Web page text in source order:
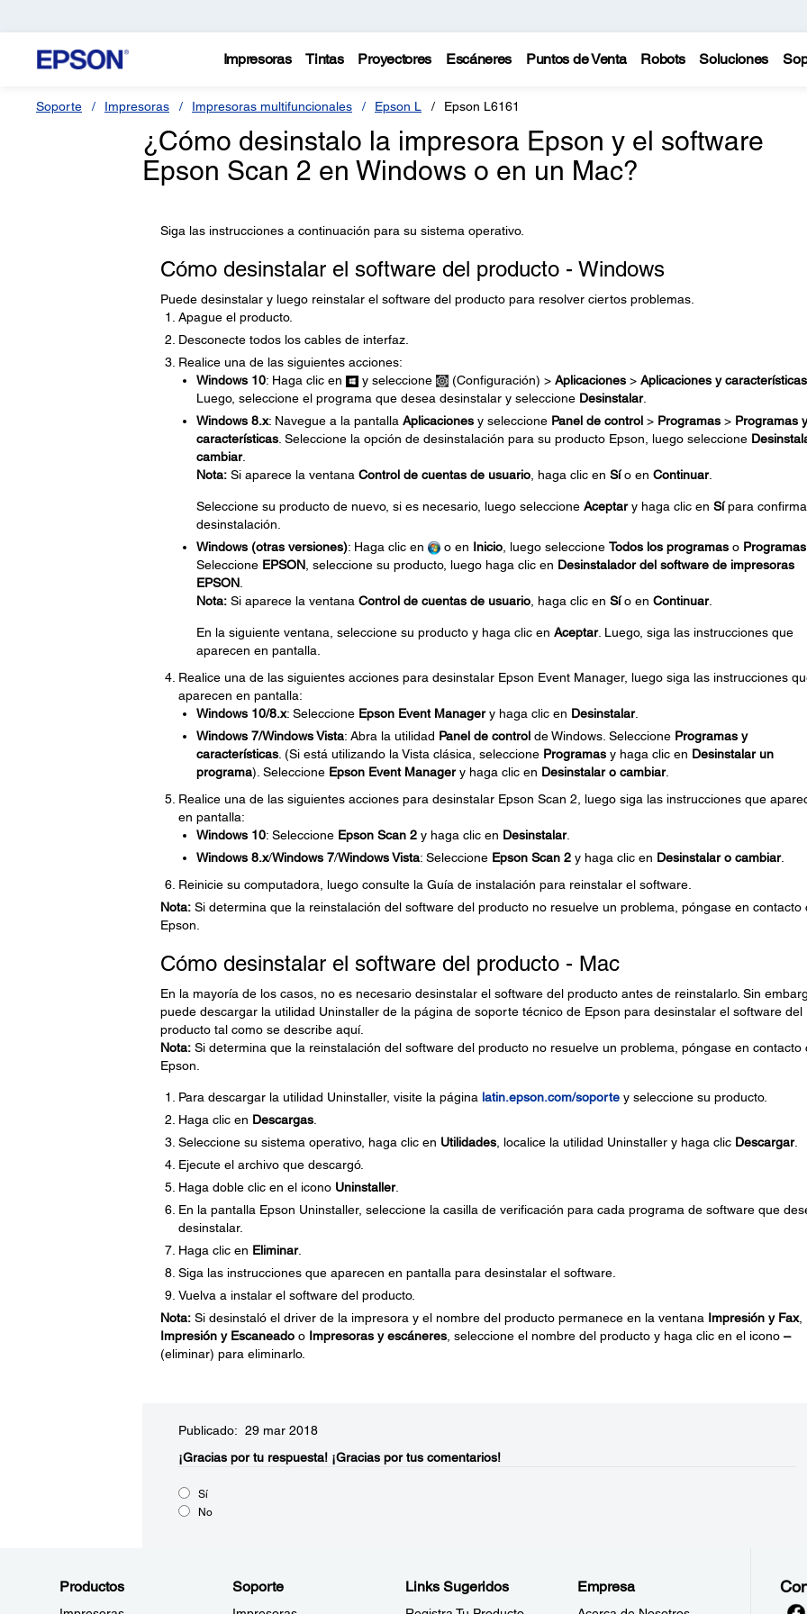
Impresoras Tintas Proyectores Escáneres Puntos de Venta Robots Soluciones
Soporte Impresoras Impresoras multifuncionales Epson L Epson L6161
¿Cómo desinstalo la impresora Epson y el software
Epson Scan 2 en Windows o en un Mac?
Siga las instrucciones a continuación para su sistema operativo.
Cómo desinstalar el software del producto - Windows
Puede desinstalar y luego reinstalar el software del producto para resolver ciertos problemas.
Apague el producto.
Desconecte todos los cables de interfaz.
Realice una de las siguientes acciones:
Windows 10: Haga clic en y seleccione (Configuración) > Aplicaciones> Aplicaciones y características.
Luego, seleccione el programa que desea desinstalar y seleccione Desinstalar.
Windows 8.x: Navegue a la pantalla Aplicacionesy seleccione Panel de control> Programas> Programas y
características. Seleccione la opción de desinstalación para su producto Epson, luego seleccione
cambiar.
Nota:Si aparece la ventana Control de cuentas de usuario, haga clic en Sío en Continuar.
Seleccione su producto de nuevo, si es necesario, luego seleccione Aceptary haga clic en Sípara
desinstalación.
Windows (otras versiones): Haga clic en o en Inicio, luego seleccione Todos los programaso Programas.
Seleccione EPSON, seleccione su producto, luego haga clic en Desinstalador del software de impresoras
EPSON.
Nota:Si aparece la ventana Control de cuentas de usuario, haga clic en Sío en Continuar.
En la siguiente ventana, seleccione su producto y haga clic en Aceptar. Luego, siga las instrucciones que
aparecen en pantalla.
Realice una de las siguientes acciones para desinstalar Epson Event Manager, luego siga las instrucciones
aparecen en pantalla:
Windows 10/8.x: Seleccione Epson Event Managery haga clic en Desinstalar.
Windows 7/Windows Vista: Abra la utilidad Panel de controlde Windows. Seleccione Programas y
características. (Si está utilizando la Vista clásica, seleccione Programasy haga clic en Desinstalar un
programa). Seleccione Epson Event Managery haga clic en Desinstalar o cambiar.
Realice una de las siguientes acciones para desinstalar Epson Scan 2, luego siga las instrucciones que
en pantalla:
Windows 10: Seleccione Epson Scan 2y haga clic en Desinstalar.
Windows 8.x/Windows 7/Windows Vista: Seleccione Epson Scan 2y haga clic en Desinstalar o cambiar.
Reinicie su computadora, luego consulte la Guía de instalación para reinstalar el software.
Nota:Si determina que la reinstalación del software del producto no resuelve un problema, póngase en contacto
Epson.
Cómo desinstalar el software del producto - Mac
En la mayoría de los casos, no es necesario desinstalar el software del producto antes de reinstalarlo. Sin
puede descargar la utilidad Uninstaller de la página de soporte técnico de Epson para desinstalar el software del
producto tal como se describe aquí.
Nota:Si determina que la reinstalación del software del producto no resuelve un problema, póngase en contacto
Epson.
Para descargar la utilidad Uninstaller, visite la página latin.epson.com/soportey seleccione su producto.
Haga clic en Descargas.
Seleccione su sistema operativo, haga clic en Utilidades, localice la utilidad Uninstaller y haga clic Descargar.
Ejecute el archivo que descargó.
Haga doble clic en el icono Uninstaller.
En la pantalla Epson Uninstaller, seleccione la casilla de verificación para cada programa de software que
desinstalar.
Haga clic en Eliminar.
Siga las instrucciones que aparecen en pantalla para desinstalar el software.
Vuelva a instalar el software del producto.
Nota:Si desinstaló el driver de la impresora y el nombre del producto permanece en la ventana Impresión y Fax,
Impresión y Escaneadoo Impresoras y escáneres, seleccione el nombre del producto y haga clic en el icono –
(eliminar) para eliminarlo.
Publicado: 29 mar 2018
¡Gracias por tu respuesta! ¡Gracias por tus comentarios!
Sí
No
Productos Soporte Links Sugeridos Empresa